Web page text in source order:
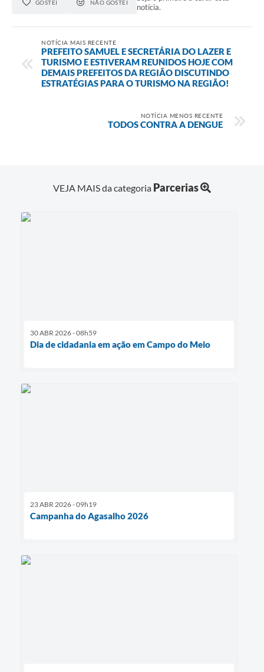
GOSTEI NÃO GOSTEI
notícia.
NOTÍCIA MAIS RECENTE
PREFEITO SAMUEL E SECRETÁRIA DO LAZER E
TURISMO E ESTIVERAM REUNIDOS HOJE COM
DEMAIS PREFEITOS DA REGIÃO DISCUTINDO
ESTRATÉGIAS PARA O TURISMO NA REGIÃO!
NOTÍCIA MENOS RECENTE
TODOS CONTRA A DENGUE
VEJA MAIS da categoria Parcerias
30 ABR 2026 - 08h59
Dia de cidadania em ação em Campo do Meio
23 ABR 2026 - 09h19
Campanha do Agasalho 2026